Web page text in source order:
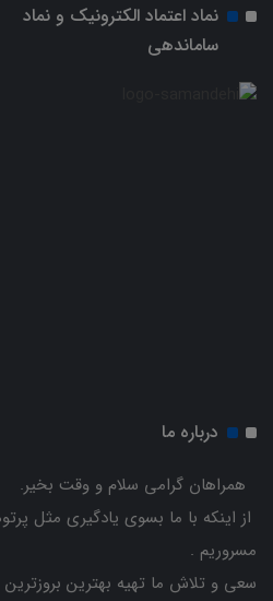
نماد اعتماد الکترونیک و نماد
ساماندهی
درباره ما
همراهان گرامی سلام و وقت بخیر.
از اینکه با ما بسوی یادگیری مثل
مسروریم .
سعی و تلاش ما تهیه بهترین